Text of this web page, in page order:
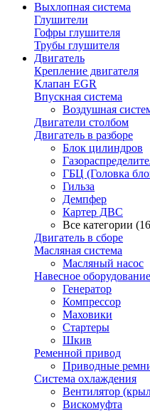
Выхлопная система
Глушители
Гофры глушителя
Трубы глушителя
Двигатель
Крепление двигателя
Клапан EGR
Впускная система
Воздушная
Двигатели столбом
Двигатель в разборе
Блок цилиндров
ГБЦ (Головка
Гильза
Демпфер
Картер ДВС
Все категории
Двигатель в сборе
Масляная система
Масляный насос
Навесное оборудование
Генератор
Компрессор
Маховики
Стартеры
Шкив
Ременной привод
Приводные
Система охлаждения
Вентилятор
Вискомуфта